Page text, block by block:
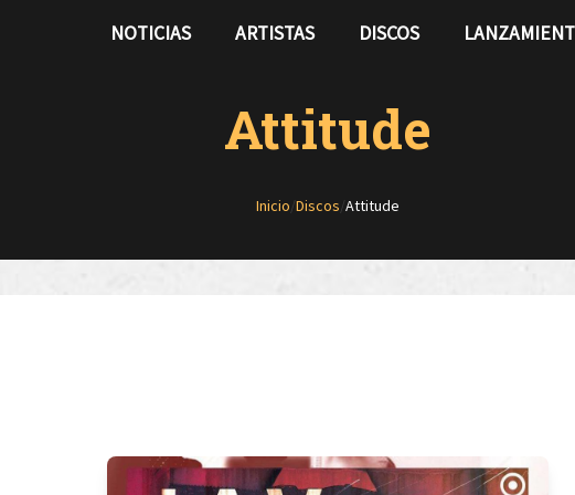
NOTICIAS ARTISTAS DISCOS
Attitude
Inicio/Discos/Attitude